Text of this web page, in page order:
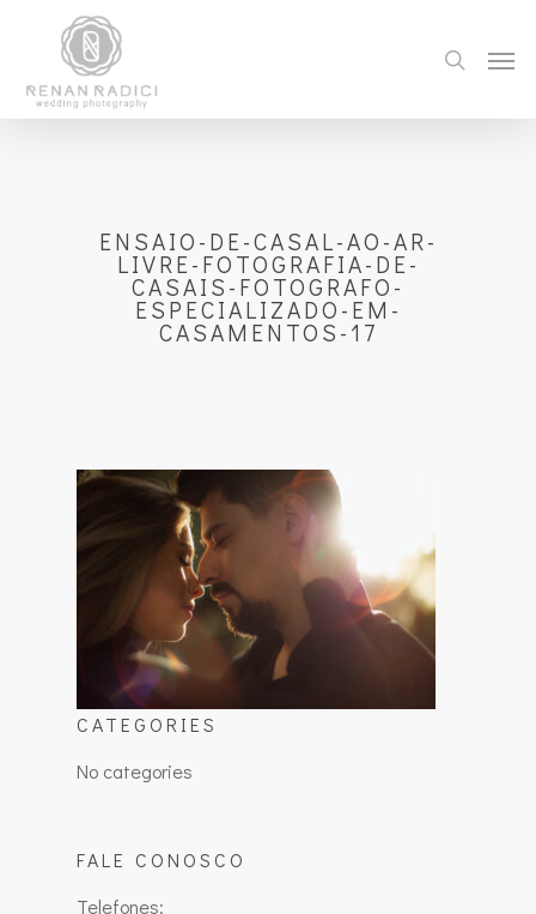
ENSAIO-DE-CASAL-AO-AR-
LIVRE-FOTOGRAFIA-DE-
CASAIS-FOTOGRAFO-
ESPECIALIZADO-EM-
CASAMENTOS-17
CATEGORIES
No categories
FALE CONOSCO
Telefones: